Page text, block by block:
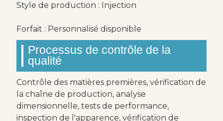
Style de production : Injection
Forfait : Personnalisé disponible
Processus de contrôle de la
qualité
Contrôle des matières premières, vérification de
la chaîne de production, analyse
dimensionnelle, tests de performance,
inspection de l'apparence, vérification de